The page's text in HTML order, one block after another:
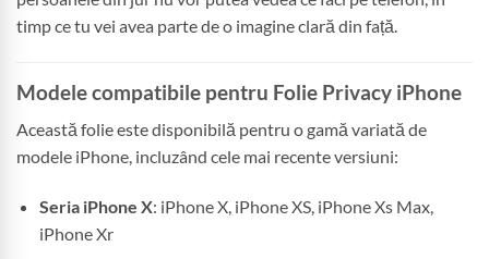
timp ce tu vei avea parte de o imagine clară din față.
Modele compatibile pentru Folie Privacy iPhone
Această folie este disponibilă pentru o gamă variată de
modele iPhone, incluzând cele mai recente versiuni:
Seria iPhone X: iPhone X, iPhone XS, iPhone Xs Max,
iPhone Xr